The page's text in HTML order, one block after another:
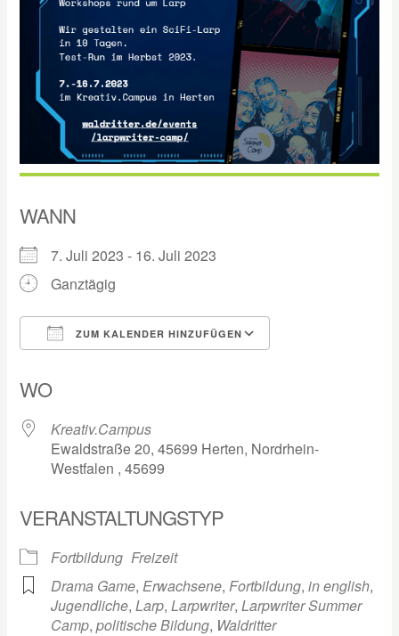
WANN
7. Juli 2023 - 16. Juli 2023
Ganztägig
ZUM KALENDER HINZUFÜGEN
WO
Kreativ.Campus
Ewaldstraße 20, 45699 Herten, Nordrhein-
Westfalen , 45699
VERANSTALTUNGSTYP
Fortbildung Freizeit
Drama Game,Erwachsene,Fortbildung,in english,
Jugendliche,Larp,Larpwriter,Larpwriter Summer
Camp,politische Bildung, Waldritter